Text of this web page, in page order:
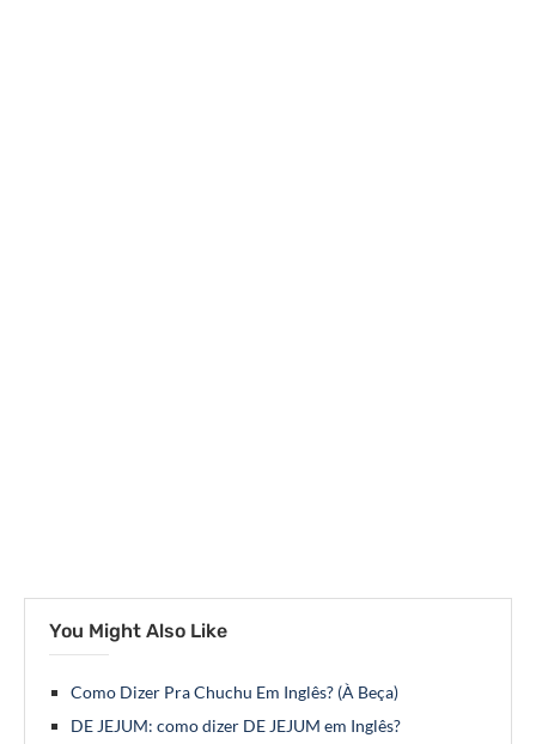
You Might Also Like
Como Dizer Pra Chuchu Em Inglês? (À Beça)
DE JEJUM: como dizer DE JEJUM em Inglês?